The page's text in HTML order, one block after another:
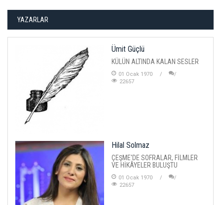
YAZARLAR
Ümit Güçlü
KÜLÜN ALTINDA KALAN SESLER
01 Ocak 1970
22657
Hilal Solmaz
ÇEŞME'DE SOFRALAR, FİLMLER
VE HİKÂYELER BULUŞTU
01 Ocak 1970
22657